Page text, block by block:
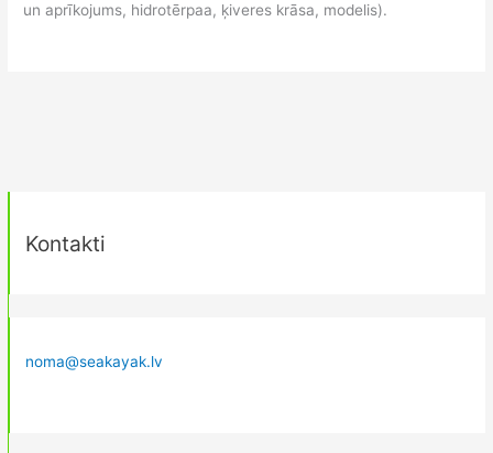
un aprīkojums, hidrotērpaa, ķiveres krāsa, modelis).
Kontakti
noma@seakayak.lv